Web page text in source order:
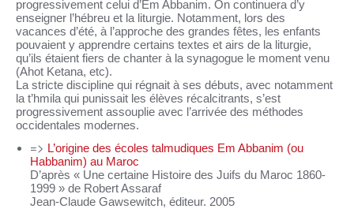
progressivement celui d’Em Abbanim. On continuera d’y
enseigner l’hébreu et la liturgie. Notamment, lors des
vacances d’été, à l’approche des grandes fêtes, les enfants
pouvaient y apprendre certains textes et airs de la liturgie,
qu’ils étaient fiers de chanter à la synagogue le moment venu
(Ahot Ketana, etc).
La stricte discipline qui régnait à ses débuts, avec notamment
la t’hmila qui punissait les élèves récalcitrants, s’est
progressivement assouplie avec l’arrivée des méthodes
occidentales modernes.
=> L’origine des écoles talmudiques Em Abbanim (ou
Habbanim) au Maroc
D’après « Une certaine Histoire des Juifs du Maroc 1860-
1999 » de Robert Assaraf
Jean-Claude Gawsewitch, éditeur. 2005